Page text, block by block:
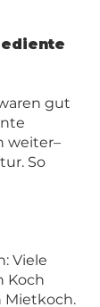
gut
weiter–
So
Viele
Koch
Mietkoch.